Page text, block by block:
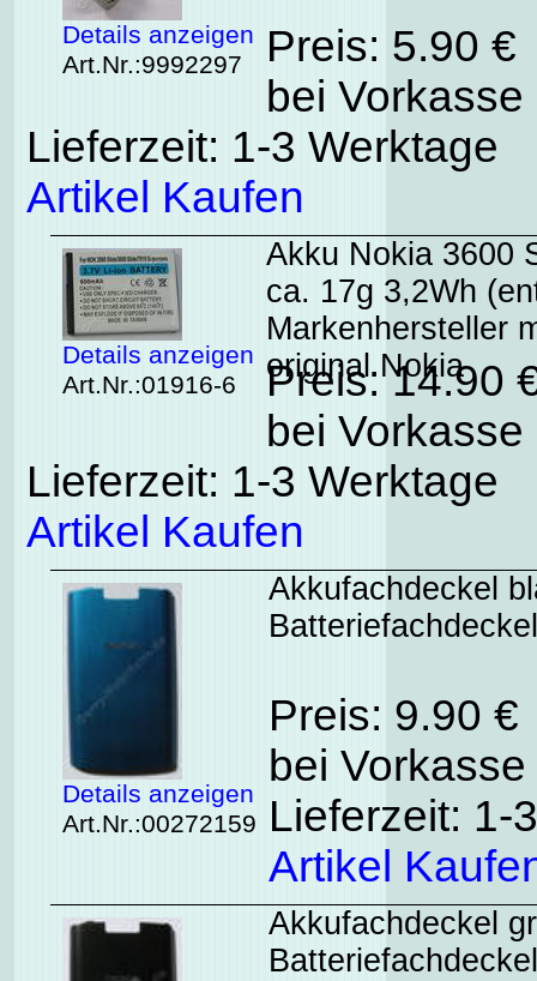
Details anzeigen
Art.Nr.:9992297
Preis: 5.90
bei
Lieferzeit: 1-3 Werktage
Artikel Kaufen
Details anzeigen
Art.Nr.:01916-6
Akku Nokia 3600
ca. 17g 3,2Wh
Markenhersteller
original Nokia
Preis: 14.90
bei
Lieferzeit: 1-3 Werktage
Artikel Kaufen
Details anzeigen
Art.Nr.:00272159
Akkufachdeckel
Preis: 9.90
bei
Lieferzeit: 1-
Artikel
Akkufachdeckel